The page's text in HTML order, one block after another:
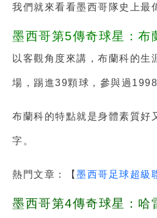
我們就來看看墨西哥隊史上最
墨西哥第5傳奇球星：布
以客觀角度來講，布蘭科的
場，踢進39顆球，參與過
布蘭科的特點就是身體素質好
字。
熱門文章：【 墨西哥足球超級
墨西哥第4傳奇球星：哈